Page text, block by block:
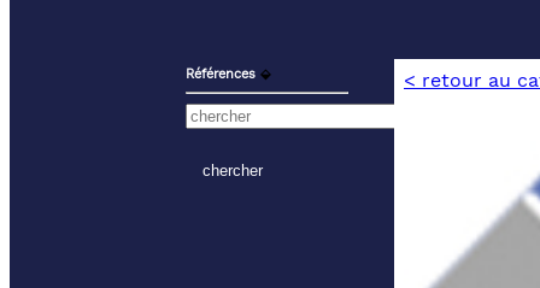
Références ⬙ < retour au